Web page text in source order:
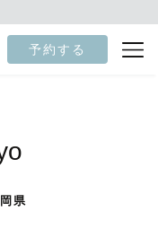
予約する
県